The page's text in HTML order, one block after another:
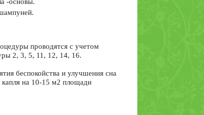
проводятся с учетом
2, 3, 5, 11, 12, 14, 16.
беспокойства и улучшения сна
капля на 10-15 м2 площади